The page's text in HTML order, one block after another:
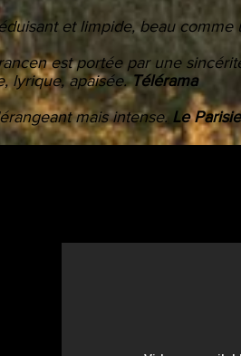
et limpide, beau
est portée par une
lyrique, apaisée.Télérama
mais intense. Le